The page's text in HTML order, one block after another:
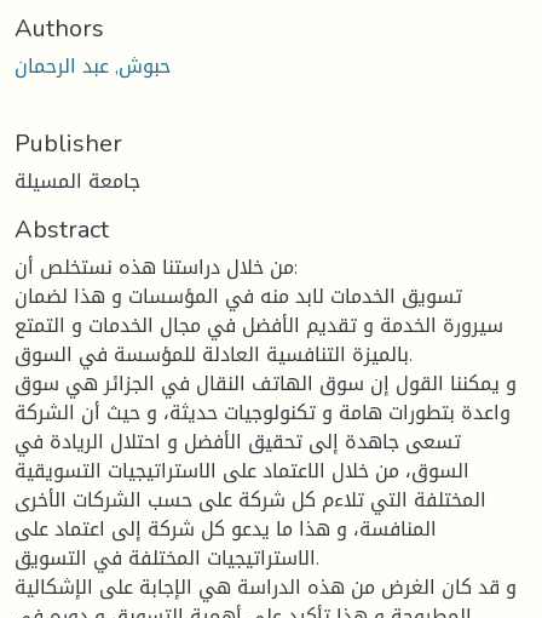
Authors
حبوش, عبد الرحمان
Publisher
جامعة المسيلة
Abstract
من خلال دراستنا هذه نستخلص أن:
تسويق الخدمات لابد منه في المؤسسات و هذا لضمان
سيرورة الخدمة و تقديم الأفضل في مجال الخدمات و التمتع
بالميزة التنافسية العادلة للمؤسسة في السوق.
و يمكننا القول إن سوق الهاتف النقال في الجزائر هي سوق
واعدة بتطورات هامة و تكنولوجيات حديثة، و حيث أن الشركة
تسعى جاهدة إلى تحقيق الأفضل و احتلال الريادة في
السوق، من خلال الاعتماد على الاستراتيجيات التسويقية
المختلفة التي تلاءم كل شركة على حسب الشركات الأخرى
المنافسة، و هذا ما يدعو كل شركة إلى اعتماد على
الاستراتيجيات المختلفة في التسويق.
و قد كان الغرض من هذه الدراسة هي الإجابة على الإشكالية